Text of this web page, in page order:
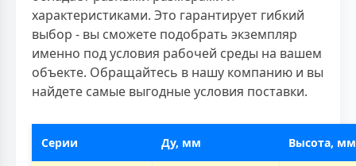
характеристиками. Это гарантирует гибкий
выбор - вы сможете подобрать экземпляр
именно под условия рабочей среды на вашем
объекте. Обращайтесь в нашу компанию и вы
найдете самые выгодные условия поставки.
Серии Ду, мм Высота, мм